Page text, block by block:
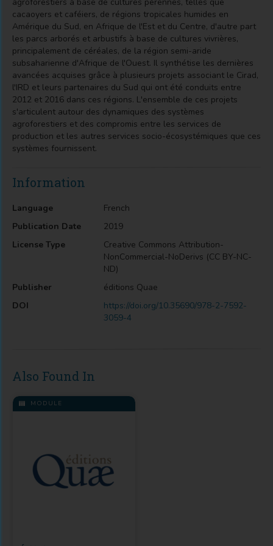
cacaoyers et caféiers, de régions tropicales humides en
Amérique du Sud, en Afrique de l'Est et du Centre, d'autre part
les parcs arborés et arbustifs à base de cultures vivrières,
principalement de céréales, de la région semi-aride
subsaharienne d'Afrique de l'Ouest. Il synthétise les dernières
avancées acquises grâce à plusieurs projets associant le Cirad,
l'IRD et leurs partenaires du Sud qui ont été conduits entre
2012 et 2016 dans ces régions. L'ensemble de ces projets
s'articulent autour des dynamiques des systèmes
agroforestiers et des compromis entre les services de
production et les autres services socio-écosystémiques que ces
systèmes fournissent.
Information
Language
French
Publication Date
2019
License Type
Creative Commons Attribution-
NonCommercial-NoDerivs (CC BY-NC-
ND)
Publisher
éditions Quae
DOI
https://doi.org/10.35690/978-2-7592-
3059-4
Also Found In
MODULE